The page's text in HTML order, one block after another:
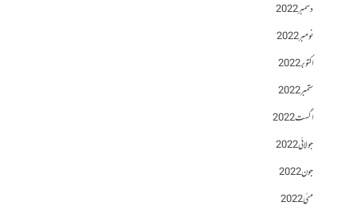
دسمبر 2022
نومبر 2022
اکتوبر 2022
ستمبر 2022
اگست 2022
جولائی 2022
جون 2022
مئی 2022